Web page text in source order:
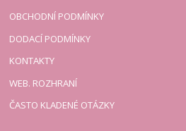
OBCHODNÍ PODMÍNKY
DODACÍ PODMÍNKY
KONTAKTY
WEB. ROZHRANÍ
ČASTO KLADENÉ OTÁZKY